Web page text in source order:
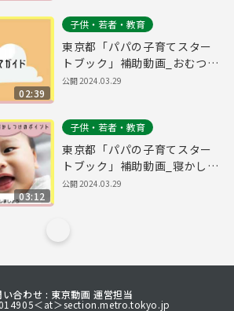
02:39
子供・若者・教育
東京都「パパの子育てスター
トブック」補助動画_おむつ替
え
公開2024.03.29
03:12
子供・若者・教育
東京都「パパの子育てスター
トブック」補助動画_寝かしつ
け
公開2024.03.29
い合わせ : 東京動画 運営担当
＜at＞section.metro.tokyo.jp